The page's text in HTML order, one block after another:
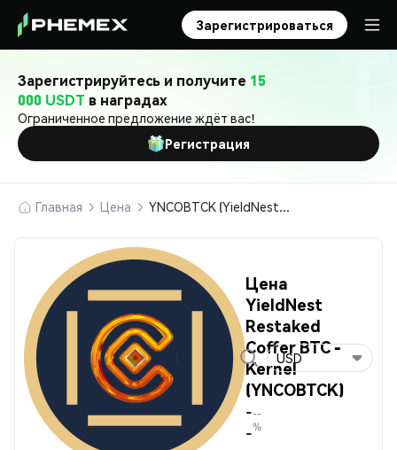
Зарегистрироваться
Зарегистрируйтесь и получите 15
000 USDT в наградах
Ограниченное предложение ждёт вас!
Регистрация
Главная Цена YNCOBTCK (YieldNest Restaked Coffer BTC - Kernel)
Цена
YieldNest
Restaked
Coffer BTC -
Kernel
(YNCOBTCK)
-
-
--
%
USD